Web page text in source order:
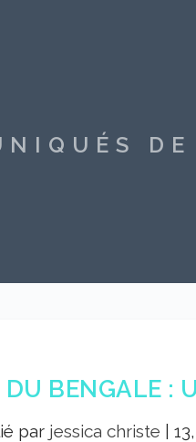
DU BENGALE :
par jessica christe |